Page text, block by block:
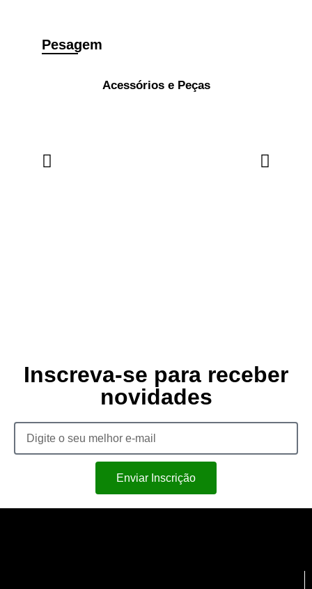
Pesagem
Acessórios e Peças
Inscreva-se para receber
novidades
Enviar Inscrição